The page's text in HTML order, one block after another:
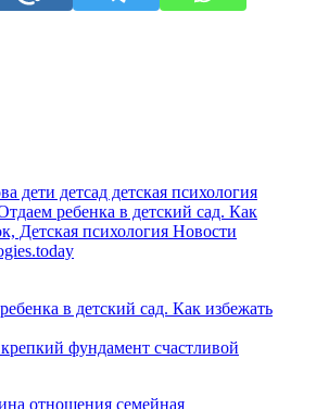
в детский сад. Как избежать
фундамент счастливой